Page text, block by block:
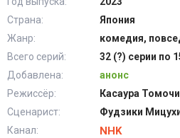
Страна:
Япония
Жанр:
комедия,
Всего серий:
32 (?) серии по
Добавлена:
анонс
Режиссёр:
Касаура
Сценарист:
Фудзики
Канал:
NHK